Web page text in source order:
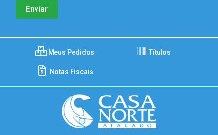
Meus Pedidos Títulos
Notas Fiscais